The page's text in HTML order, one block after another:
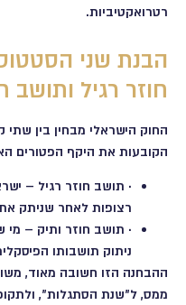
רטרואקטיביות.
הבנת שני
חוזר רגיל ותושב
החוק הישראלי מבחין בין שתי
הקובעות את היקף הפטורים
רצופות לאחר שניתק
ניתוק תושבותו
ההבחנה הזו חשובה מאוד,